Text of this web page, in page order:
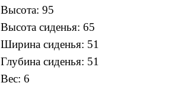
Высота: 95
Высота сиденья: 65
Ширина сиденья: 51
Глубина сиденья: 51
Вес: 6